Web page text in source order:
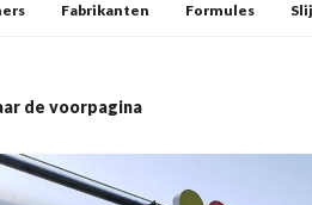
Fabrikanten Formules
de voorpagina